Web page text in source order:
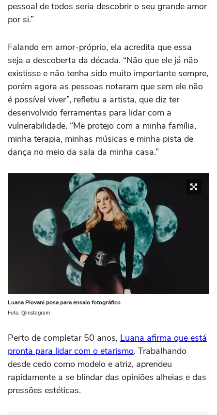
pessoal de todos seria descobrir o seu grande amor
por si.”
Falando em amor-próprio, ela acredita que essa
seja a descoberta da década. “Não que ele já não
existisse e não tenha sido muito importante sempre,
porém agora as pessoas notaram que sem ele não
é possível viver”, refletiu a artista, que diz ter
desenvolvido ferramentas para lidar com a
vulnerabilidade. “Me protejo com a minha família,
minha terapia, minhas músicas e minha pista de
dança no meio da sala da minha casa.”
Luana Piovani posa para ensaio fotográfico
Foto: @instagram
Perto de completar 50 anos, Luana afirma que está
pronta para lidar com o etarismo. Trabalhando
desde cedo como modelo e atriz, aprendeu
rapidamente a se blindar das opiniões alheias e das
pressões estéticas.